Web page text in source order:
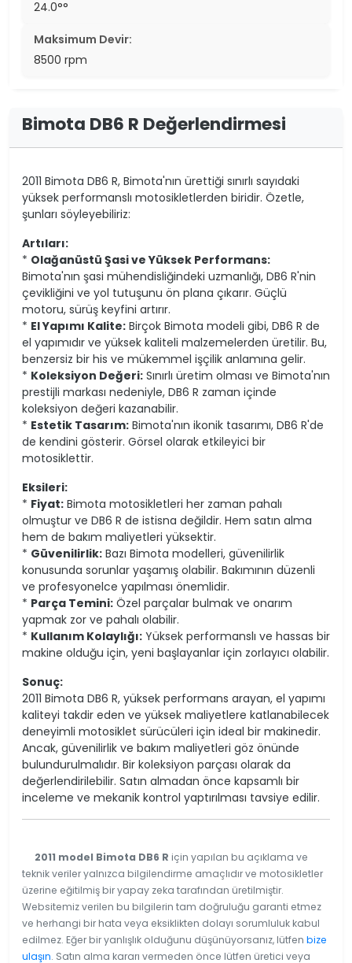
24.0°°
Maksimum Devir:
8500 rpm
Bimota DB6 R Değerlendirmesi
2011 Bimota DB6 R, Bimota'nın ürettiği sınırlı sayıdaki
yüksek performanslı motosikletlerden biridir. Özetle,
şunları söyleyebiliriz:
Artıları:
* Olağanüstü Şasi ve Yüksek Performans:
Bimota'nın şasi mühendisliğindeki uzmanlığı, DB6 R'nin
çevikliğini ve yol tutuşunu ön plana çıkarır. Güçlü
motoru, sürüş keyfini artırır.
* El Yapımı Kalite: Birçok Bimota modeli gibi, DB6 R de
el yapımıdır ve yüksek kaliteli malzemelerden üretilir. Bu,
benzersiz bir his ve mükemmel işçilik anlamına gelir.
* Koleksiyon Değeri: Sınırlı üretim olması ve Bimota'nın
prestijli markası nedeniyle, DB6 R zaman içinde
koleksiyon değeri kazanabilir.
* Estetik Tasarım: Bimota'nın ikonik tasarımı, DB6 R'de
de kendini gösterir. Görsel olarak etkileyici bir
motosiklettir.
Eksileri:
* Fiyat: Bimota motosikletleri her zaman pahalı
olmuştur ve DB6 R de istisna değildir. Hem satın alma
hem de bakım maliyetleri yüksektir.
* Güvenilirlik: Bazı Bimota modelleri, güvenilirlik
konusunda sorunlar yaşamış olabilir. Bakımının düzenli
ve profesyonelce yapılması önemlidir.
* Parça Temini: Özel parçalar bulmak ve onarım
yapmak zor ve pahalı olabilir.
* Kullanım Kolaylığı: Yüksek performanslı ve hassas bir
makine olduğu için, yeni başlayanlar için zorlayıcı olabilir.
Sonuç:
2011 Bimota DB6 R, yüksek performans arayan, el yapımı
kaliteyi takdir eden ve yüksek maliyetlere katlanabilecek
deneyimli motosiklet sürücüleri için ideal bir makinedir.
Ancak, güvenilirlik ve bakım maliyetleri göz önünde
bulundurulmalıdır. Bir koleksiyon parçası olarak da
değerlendirilebilir. Satın almadan önce kapsamlı bir
inceleme ve mekanik kontrol yaptırılması tavsiye edilir.
2011 model Bimota DB6 R için yapılan bu açıklama ve
teknik veriler yalnızca bilgilendirme amaçlıdır ve motosikletler
üzerine eğitilmiş bir yapay zeka tarafından üretilmiştir.
Websitemiz verilen bu bilgilerin tam doğruluğu garanti etmez
ve herhangi bir hata veya eksiklikten dolayı sorumluluk kabul
edilmez. Eğer bir yanlışlık olduğunu düşünüyorsanız, lütfen bize
ulaşın. Satın alma kararı vermeden önce lütfen üretici veya